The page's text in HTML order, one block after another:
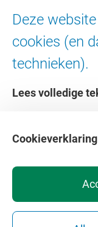
Deze
cookies (en
technieken).
Lees volledige
Cookieverklaring
Over de VU
Contact en route
Faculteiten